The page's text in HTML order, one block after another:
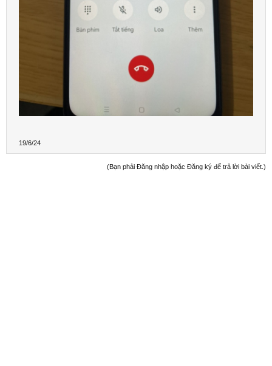
19/6/24
(Bạn phải Đăng nhập hoặc Đăng ký để trả lời bài viết.)